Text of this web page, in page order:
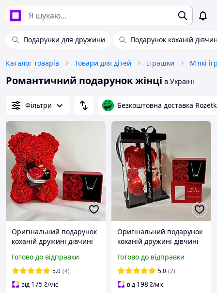
Подарунки для дружини Подарунок коханій
Каталог товарів Товари для дітей Іграшки М'які
Романтичний подарунок жінці в Україні
Фільтри Безкоштовна доставка
Оригінальний подарунок
коханій дружині дівчині
червоний, романтичний
подарунковий набір для
жінок
Готово до відправки
5.0 (4)
від 175₴/міс
Оригінальний подарунок
коханій дружині дівчині
романтичний
подарунковий набір для
жінок на день закоханих
Готово до відправки
5.0 (2)
від 198₴/міс